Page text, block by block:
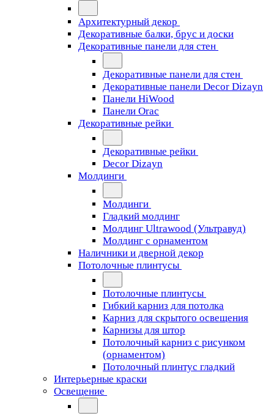
Архитектурный декор
Декоративные балки, брус и доски
Декоративные панели для стен
Декоративные панели для стен
Декоративные панели Decor Dizayn
Панели HiWood
Панели Orac
Декоративные рейки
Декоративные рейки
Decor Dizayn
Молдинги
Молдинги
Гладкий молдинг
Молдинг Ultrawood (Ультравуд)
Молдинг с орнаментом
Наличники и дверной декор
Потолочные плинтусы
Потолочные плинтусы
Гибкий карниз для потолка
Карниз для скрытого освещения
Карнизы для штор
Потолочный карниз с рисунком
(орнаментом)
Потолочный плинтус гладкий
Интерьерные краски
Освещение